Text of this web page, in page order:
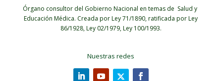
Órgano consultor del Gobierno Nacional en temas de Salud y
Educación Médica. Creada por Ley 71/1890, ratificada por Ley
86/1928, Ley 02/1979, Ley 100/1993.
Nuestras redes